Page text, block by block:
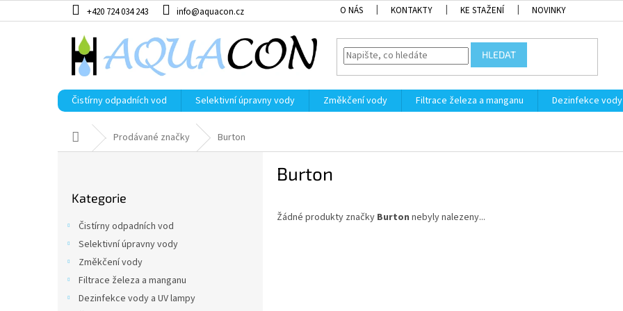
na
+420 724 034 243 info@aquacon.cz O NÁS KONTAKTY KE STAŽENÍ NOVINKY
HLEDAT
Čistírny odpadních vod Selektivní úpravny vody Změkčení vody Filtrace železa a manganu Dezinfekce vody
Domů Prodávané značky Burton
kategorie
Kategorie
Čistírny odpadních vod
Selektivní úpravny vody
Změkčení vody
Filtrace železa a manganu
Dezinfekce vody a UV lampy
Burton
Žádné produkty značky Burton nebyly nalezeny...